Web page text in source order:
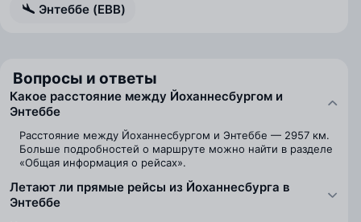
Энтеббе (EBB)
Вопросы и ответы
Какое расстояние между Йоханнесбургом и
Энтеббе
Расстояние между Йоханнесбургом и Энтеббе — 2957 км.
Больше подробностей о маршруте можно найти в разделе
«Общая информация о рейсах».
Летают ли прямые рейсы из Йоханнесбурга в
Энтеббе